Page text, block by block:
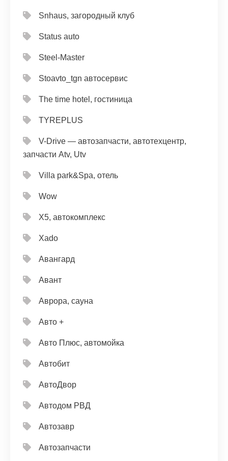
Snhaus, загородный клуб
Status auto
Steel-Master
Stoavto_tgn автосервис
The time hotel, гостиница
TYREPLUS
V-Drive — автозапчасти, автотехцентр,
запчасти Atv, Utv
Villa park&Spa, отель
Wow
X5, автокомплекс
Xado
Авангард
Авант
Аврора, сауна
Авто +
Авто Плюс, автомойка
Автобит
АвтоДвор
Автодом РВД
Автозавр
Автозапчасти